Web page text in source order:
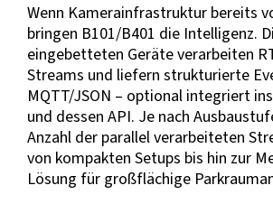
Wenn Kamerainfrastruktur bereits
bringen B101/B401 die Intelligenz.
eingebetteten Geräte verarbeiten
Streams und liefern strukturierte
MQTT/JSON – optional integriert
und dessen API. Je nach
Anzahl der parallel verarbeiteten
von kompakten Setups bis hin zur
Lösung für großflächige